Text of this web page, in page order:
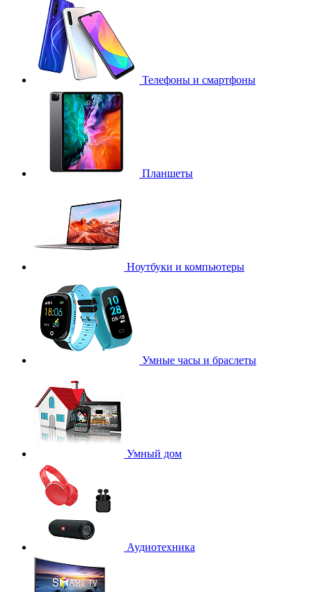
Телефоны и смартфоны
Планшеты
Ноутбуки и компьютеры
Умные часы и браслеты
Умный дом
Аудиотехника